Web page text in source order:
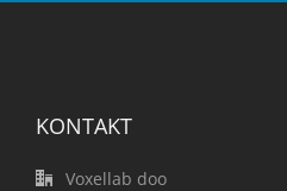
KONTAKT
Voxellab doo